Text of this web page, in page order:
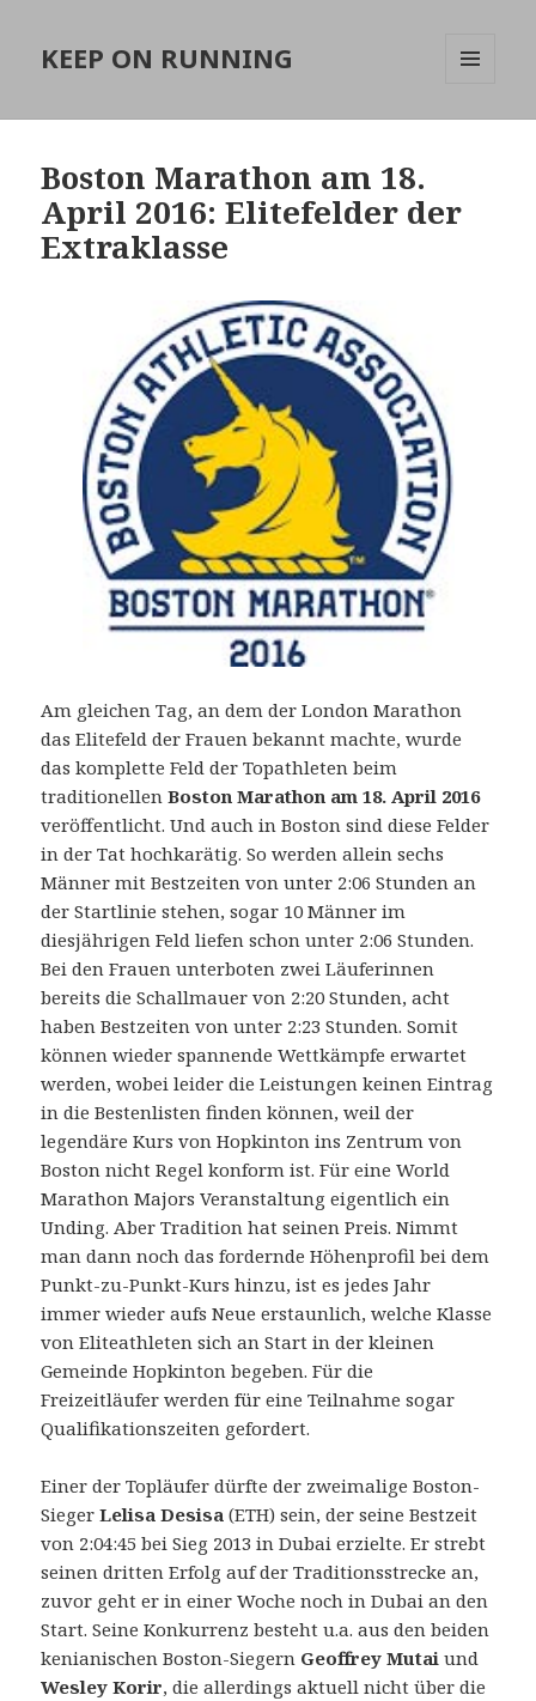
KEEP ON RUNNING
Boston Marathon am 18.
April 2016: Elitefelder der
Extraklasse
Am gleichen Tag, an dem der London Marathon
das Elitefeld der Frauen bekannt machte, wurde
das komplette Feld der Topathleten beim
traditionellen Boston Marathon am 18. April 2016
veröffentlicht. Und auch in Boston sind diese Felder
in der Tat hochkarätig. So werden allein sechs
Männer mit Bestzeiten von unter 2:06 Stunden an
der Startlinie stehen, sogar 10 Männer im
diesjährigen Feld liefen schon unter 2:06 Stunden.
Bei den Frauen unterboten zwei Läuferinnen
bereits die Schallmauer von 2:20 Stunden, acht
haben Bestzeiten von unter 2:23 Stunden. Somit
können wieder spannende Wettkämpfe erwartet
werden, wobei leider die Leistungen keinen Eintrag
in die Bestenlisten finden können, weil der
legendäre Kurs von Hopkinton ins Zentrum von
Boston nicht Regel konform ist. Für eine World
Marathon Majors Veranstaltung eigentlich ein
Unding. Aber Tradition hat seinen Preis. Nimmt
man dann noch das fordernde Höhenprofil bei dem
Punkt-zu-Punkt-Kurs hinzu, ist es jedes Jahr
immer wieder aufs Neue erstaunlich, welche Klasse
von Eliteathleten sich an Start in der kleinen
Gemeinde Hopkinton begeben. Für die
Freizeitläufer werden für eine Teilnahme sogar
Qualifikationszeiten gefordert.
Einer der Topläufer dürfte der zweimalige Boston-
Sieger Lelisa Desisa (ETH) sein, der seine Bestzeit
von 2:04:45 bei Sieg 2013 in Dubai erzielte. Er strebt
seinen dritten Erfolg auf der Traditionsstrecke an,
zuvor geht er in einer Woche noch in Dubai an den
Start. Seine Konkurrenz besteht u.a. aus den beiden
kenianischen Boston-Siegern Geoffrey Mutai und
Wesley Korir, die allerdings aktuell nicht über die